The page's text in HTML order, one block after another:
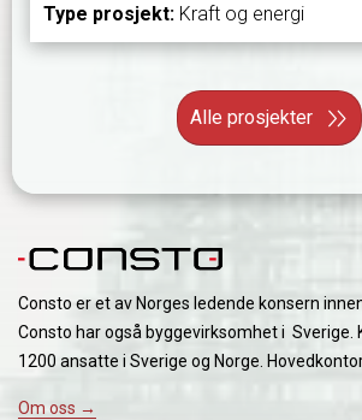
Type prosjekt: Kraft og energi
Alle prosjekter
Consto er et av Norges ledende konsern
Consto har også byggevirksomhet i Sverige.
1200 ansatte i Sverige og Norge.
Om oss →